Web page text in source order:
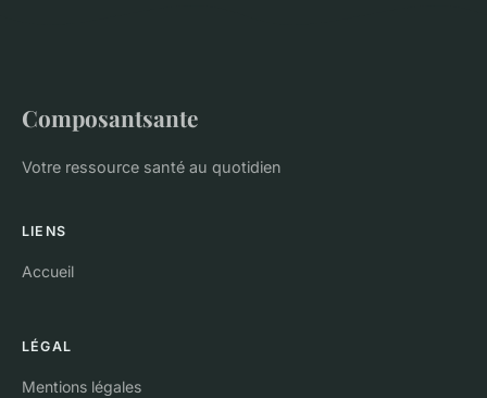
Composantsante
Votre ressource santé au quotidien
LIENS
Accueil
LÉGAL
Mentions légales